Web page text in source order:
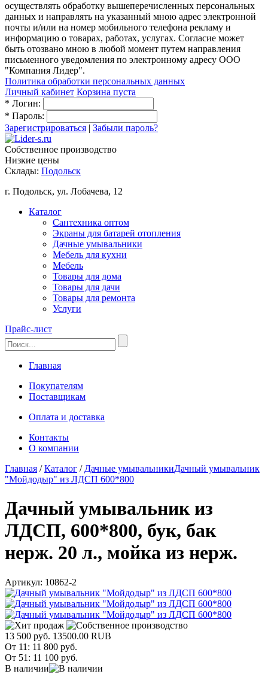
осуществлять обработку вышеперечисленных персональных
данных и направлять на указанный мною адрес электронной
почты и/или на номер мобильного телефона рекламу и
информацию о товарах, работах, услугах. Согласие может
быть отозвано мною в любой момент путем направления
письменного уведомления по электронному адресу ООО
"Компания Лидер".
Политика обработки персональных данных
Личный кабинет Корзина пуста
* Логин:
* Пароль:
Зарегистрироваться | Забыли пароль?
Собственное производство
Низкие цены
Склады: Подольск
г. Подольск, ул. Лобачева, 12
Каталог
Сантехника оптом
Экраны для батарей отопления
Дачные умывальники
Мебель для кухни
Мебель
Товары для дома
Товары для дачи
Товары для ремонта
Услуги
Прайс-лист
Главная
Покупателям
Поставщикам
Оплата и доставка
Контакты
О компании
Главная /Каталог / Дачные умывальникиДачный умывальник
"Мойдодыр" из ЛДСП 600*800
Дачный умывальник из
ЛДСП, 600*800, бук, бак
нерж. 20 л., мойка из нерж.
Артикул: 10862-2
13 500 руб. 13500.00 RUB
От 11: 11 800 руб.
От 51: 11 100 руб.
В наличии